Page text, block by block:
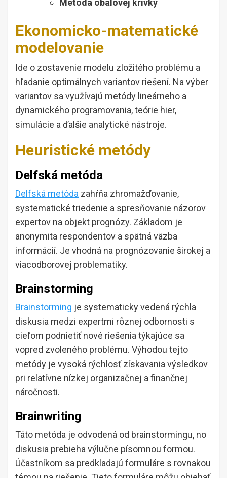
Metóda obalovej krivky
Ekonomicko-matematické
modelovanie
Ide o zostavenie modelu zložitého problému a
hľadanie optimálnych variantov riešení. Na výber
variantov sa využívajú metódy lineárneho a
dynamického programovania, teórie hier,
simulácie a ďalšie analytické nástroje.
Heuristické metódy
Delfská metóda
Delfská metóda zahŕňa zhromažďovanie,
systematické triedenie a spresňovanie názorov
expertov na objekt prognózy. Základom je
anonymita respondentov a spätná väzba
informácií. Je vhodná na prognózovanie širokej a
viacodborovej problematiky.
Brainstorming
Brainstorming je systematicky vedená rýchla
diskusia medzi expertmi rôznej odbornosti s
cieľom podnietiť nové riešenia týkajúce sa
vopred zvoleného problému. Výhodou tejto
metódy je vysoká rýchlosť získavania výsledkov
pri relatívne nízkej organizačnej a finančnej
náročnosti.
Brainwriting
Táto metóda je odvodená od brainstormingu, no
diskusia prebieha výlučne písomnou formou.
Účastníkom sa predkladajú formuláre s rovnakou